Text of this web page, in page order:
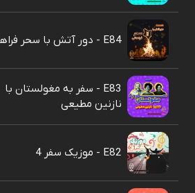
E84 - دور آتش با سحر فراهانی
E83 - سفر به مغولستان با
نازنین مطیعی
E82 - موزیک سفر 4